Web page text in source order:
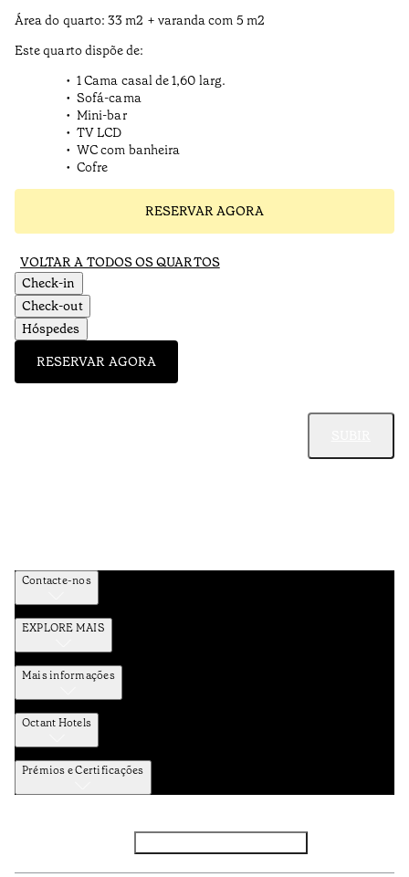
Área do quarto: 33 m2 + varanda com 5 m2
Este quarto dispõe de:
1 Cama casal de 1,60 larg.
Sofá-cama
Mini-bar
TV LCD
WC com banheira
Cofre
RESERVAR AGORA
VOLTAR A TODOS OS QUARTOS
Check-in
Check-out
Hóspedes
RESERVAR AGORA
Contacte-nos
EXPLORE MAIS
Mais informações
Octant Hotels
Prémios e Certificações